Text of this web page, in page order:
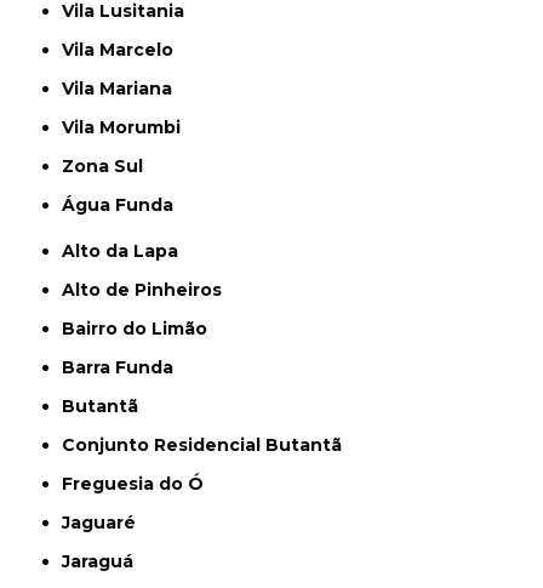
Vila Lusitania
Vila Marcelo
Vila Mariana
Vila Morumbi
Zona Sul
Água Funda
Alto da Lapa
Alto de Pinheiros
Bairro do Limão
Barra Funda
Butantã
Conjunto Residencial Butantã
Freguesia do Ó
Jaguaré
Jaraguá